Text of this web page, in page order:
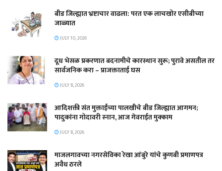
बीड जिल्ह्यात भ्रष्टाचार वाढला: परत एक लाचखोर एसीबीच्या
जाळ्यात
JULY 10, 2026
दूध भेसळ प्रकरणात बदनामीचे कारस्थान सुरू; पुरावे असतील तर
सार्वजनिक करा – प्राजक्ताताई घस
JULY 8, 2026
आदिशक्ती संत मुक्ताईंच्या पालखीचे बीड जिल्ह्यात आगमन;
पादुकांना गोदावरी स्नान, आज गेवराईत मुक्काम
JULY 8, 2026
माजलगावच्या नगरसेविका रेखा आंबुरे यांचे कुणबी प्रमाणपत्र
अवैध ठरले